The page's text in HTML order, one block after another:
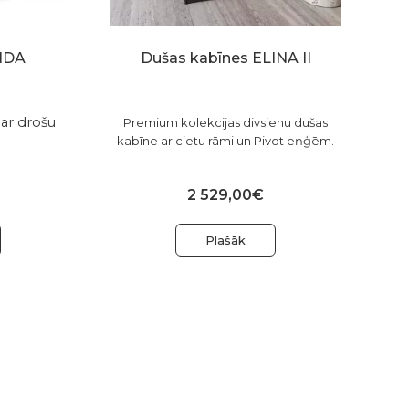
drošu
Dušas kabīnes ELINA II
Premium kolekcijas divsienu dušas
kabīne ar cietu rāmi un Pivot eņģēm.
2 529,00€
Plašāk